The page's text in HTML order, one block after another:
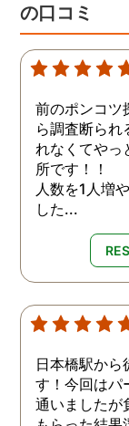
の口コミ
前のポンコツ
ら調査断られ
れなくてやっ
所です！！
人数を1人増
した...
日本橋駅から
す！今回はパ
通いましたが